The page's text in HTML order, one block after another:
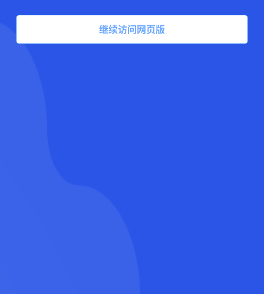
继续访问网页版